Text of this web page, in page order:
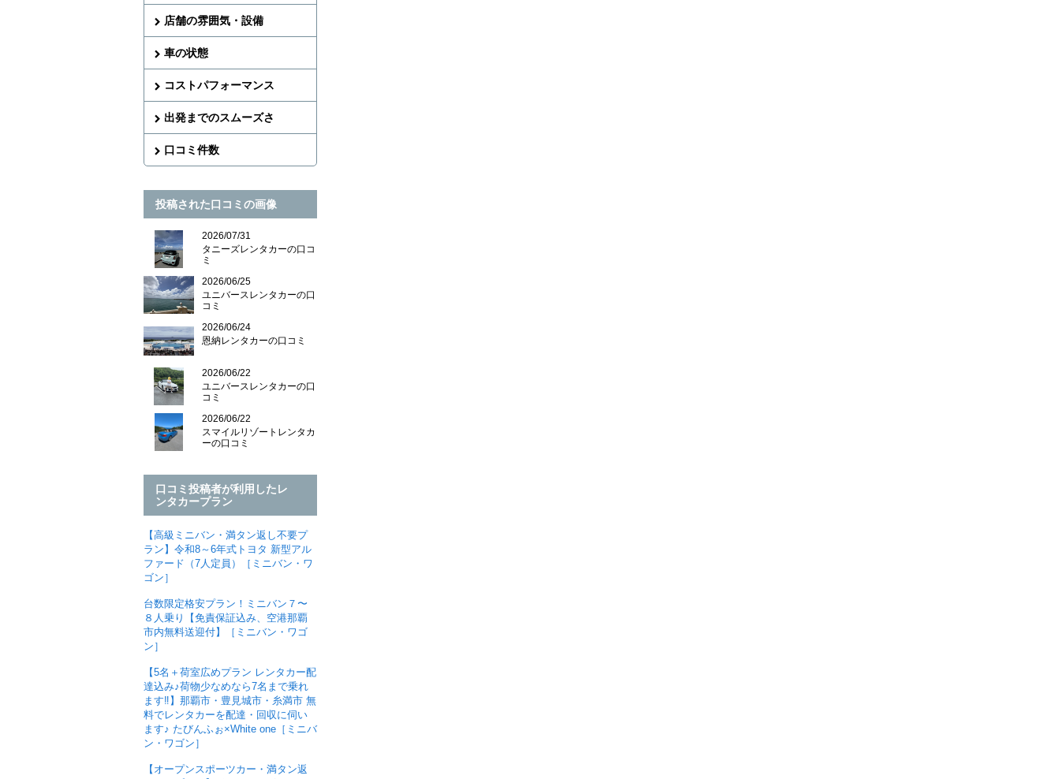
店舗の雰囲気・設備
車の状態
コストパフォーマンス
出発までのスムーズさ
口コミ件数
投稿された口コミの画像
2026/07/31
タニーズレンタカーの口コ
ミ
2026/06/25
ユニバースレンタカーの口
コミ
2026/06/24
恩納レンタカーの口コミ
2026/06/22
ユニバースレンタカーの口
コミ
2026/06/22
スマイルリゾートレンタカ
ーの口コミ
口コミ投稿者が利用したレ
ンタカープラン
【高級ミニバン・満タン返し不要プ
ラン】令和8～6年式トヨタ 新型アル
ファード（7人定員）［ミニバン・ワ
ゴン］
台数限定格安プラン！ミニバン７〜
８人乗り【免責保証込み、空港那覇
市内無料送迎付】［ミニバン・ワゴ
ン］
【5名＋荷室広めプラン レンタカー配
達込み♪荷物少なめなら7名まで乗れ
ます‼︎】那覇市・豊見城市・糸満市 無
料でレンタカーを配達・回収に伺い
ます♪ たびんふぉ×White one［ミニバ
ン・ワゴン］
【オープンスポーツカー・満タン返